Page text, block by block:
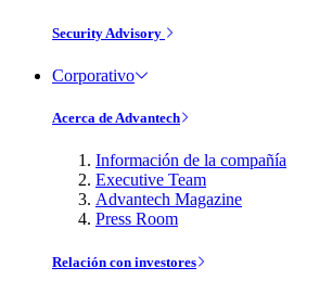
Security Advisory
Corporativo
Acerca de Advantech
Información de la compañía
Executive Team
Advantech Magazine
Press Room
Relación con investores